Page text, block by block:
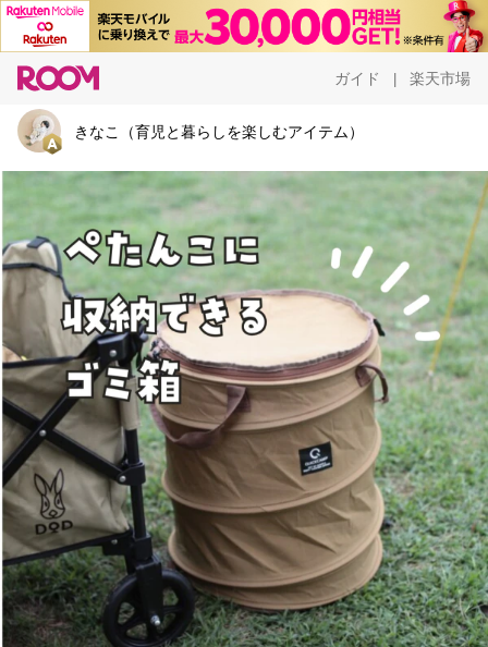
ガイド 楽天市場
きなこ（育児と暮らしを楽しむアイテム）